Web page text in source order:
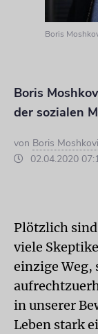
Boris
Boris
der sozialen
von Boris
02.04.2020
Plötzlich
viele
einzige Weg,
in unserer
Leben stark